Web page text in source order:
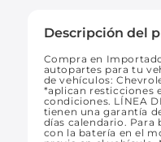
Descripción del
Compra en
autopartes para tu
de vehículos:
*aplican resticciones
condiciones. LÍNEA
tienen una garantía
días calendario. Para
con la batería en el